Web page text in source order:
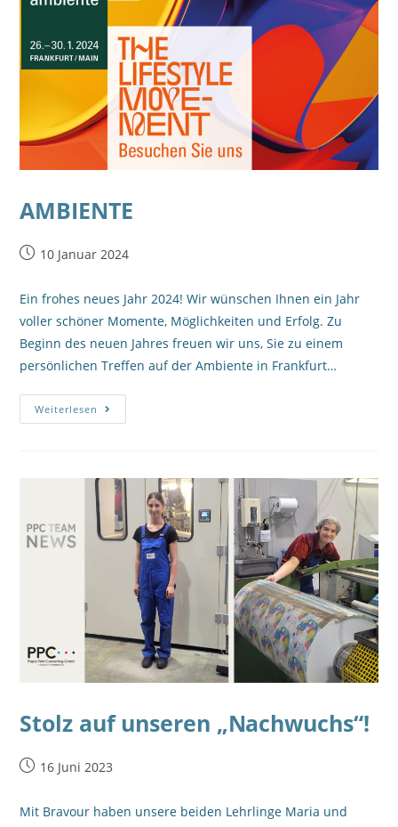
AMBIENTE
10 Januar 2024
Ein frohes neues Jahr 2024! Wir wünschen Ihnen ein Jahr
voller schöner Momente, Möglichkeiten und Erfolg. Zu
Beginn des neuen Jahres freuen wir uns, Sie zu einem
persönlichen Treffen auf der Ambiente in Frankfurt…
Weiterlesen
Stolz auf unseren „Nachwuchs“!
16 Juni 2023
Mit Bravour haben unsere beiden Lehrlinge Maria und